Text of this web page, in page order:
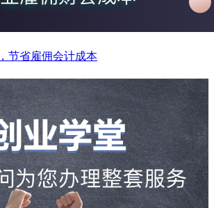
节省雇佣会计成本